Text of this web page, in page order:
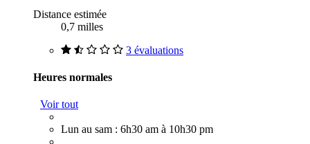
Distance estimée
0,7 milles
3 évaluations
Heures normales
Voir tout
Lun au sam : 6h30 am à 10h30 pm